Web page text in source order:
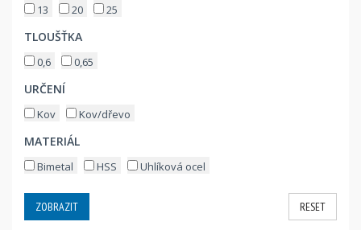
13 20 25
TLOUŠŤKA
0,6 0,65
URČENÍ
Kov Kov/dřevo
MATERIÁL
Bimetal HSS Uhlíková ocel
ZOBRAZIT RESET